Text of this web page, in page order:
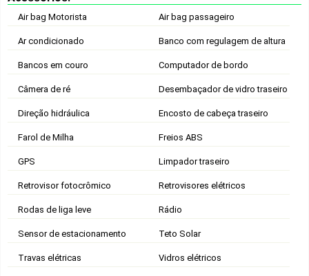
Air bag Motorista Air bag passageiro
Ar condicionado Banco com regulagem de altura
Bancos em couro Computador de bordo
Câmera de ré Desembaçador de vidro traseiro
Direção hidráulica Encosto de cabeça traseiro
Farol de Milha Freios ABS
GPS Limpador traseiro
Retrovisor fotocrômico Retrovisores elétricos
Rodas de liga leve Rádio
Sensor de estacionamento Teto Solar
Travas elétricas Vidros elétricos